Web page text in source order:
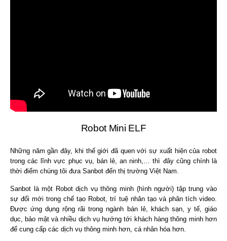
Robot Mini ELF
Những năm gần đây, khi thế giới đã quen với sự xuất hiện của robot
trong các lĩnh vực phục vụ, bán lẻ, an ninh,… thì đây cũng chính là
thời điểm chúng tôi đưa Sanbot đến thị trường Việt Nam.
Sanbot là một Robot dịch vụ thông minh (hình người) tập trung vào
sự đổi mới trong chế tạo Robot, trí tuệ nhân tạo và phân tích video.
Được ứng dụng rộng rãi trong ngành bán lẻ, khách sạn, y tế, giáo
dục, bảo mật và nhiều dịch vụ hướng tới khách hàng thông minh hơn
để cung cấp các dịch vụ thông minh hơn, cá nhân hóa hơn.